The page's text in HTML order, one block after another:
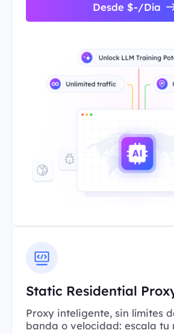
Desde $-/Día
Static Residential
Proxy inteligente, sin límites
banda o velocidad: escala tu